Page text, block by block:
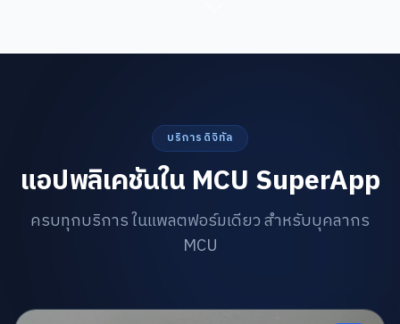
บริการดิจิทัล
แอปพลิเคชันใน MCU SuperApp
ครบทุกบริการ ในแพลตฟอร์มเดียว สำหรับบุคลากร
MCU